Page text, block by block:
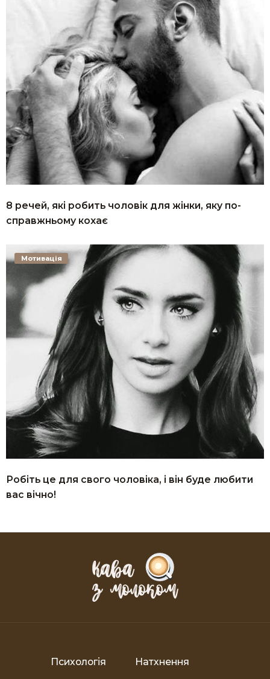
8 речей, які робить чоловік для жінки, яку по-
справжньому кохає
Робіть це для свого чоловіка, і він буде любити
вас вічно!
Мотивація
Психологія Натхнення